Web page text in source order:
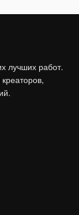
лучших работ.